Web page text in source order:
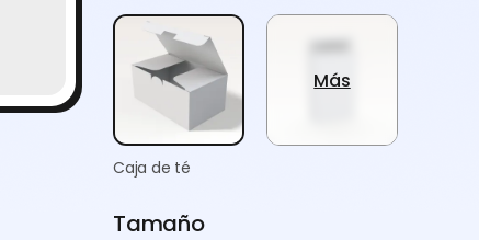
Caja de té
Más
Tamaño